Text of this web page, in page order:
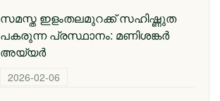
സമസ്ത ഇളംതലമുറക്ക് സഹിഷ്ണുത
പകരുന്ന പ്രസ്ഥാനം: മണിശങ്കർ
അയ്യർ
2026-02-06